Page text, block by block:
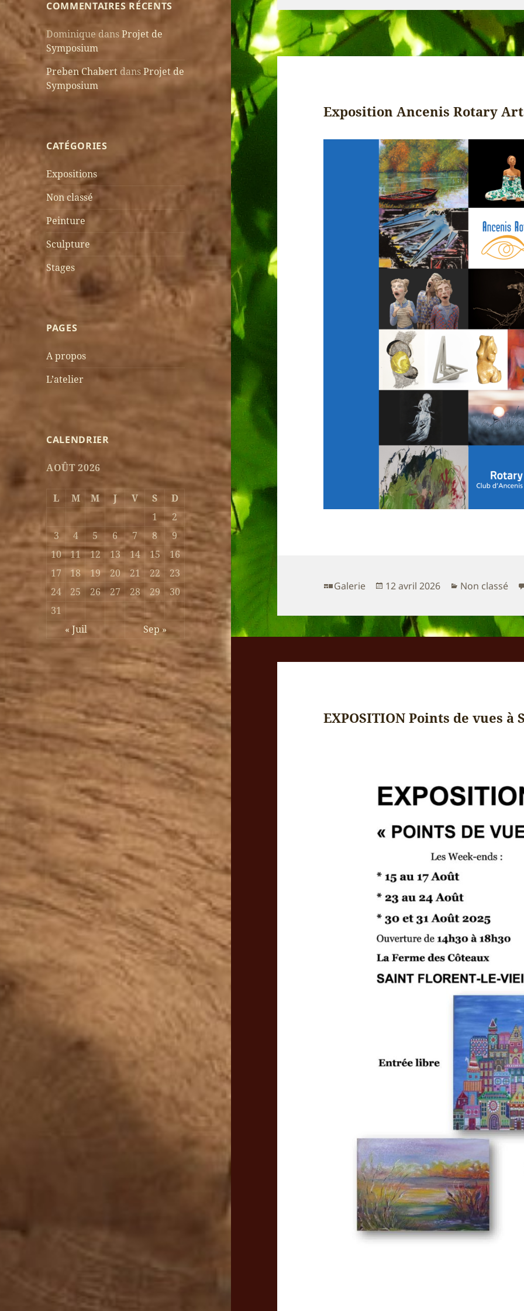
COMMENTAIRES RÉCENTS
Dominique dansProjet de
Symposium
Preben Chabert dansProjet de
Symposium
CATÉGORIES
Expositions
Non classé
Peinture
Sculpture
Stages
PAGES
A propos
L’atelier
CALENDRIER
AOÛT 2026
L M M J V S
D
1
2
3
4 5 6 7 8
9
10
11 12 13 14 15
16
17
18 19 20 21 22
23
24
25 26 27 28 29
30
31
« Juil
Sep »
Exposition Ancenis Rotary
Format
Galerie
Publié
12 avril 2026 Catégories
Non classé
EXPOSITION Points de vues